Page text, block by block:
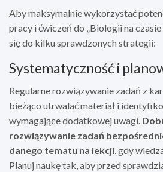
Aby maksymalnie wykorzystać
pracy i ćwiczeń do „Biologii na
się do kilku sprawdzonych strategii:
Systematyczność i
Regularne rozwiązywanie zadań z
bieżąco utrwalać materiał i
wymagające dodatkowej uwagi.
rozwiązywanie zadań
danego tematu na lekcji , gdy
Planuj naukę tak, aby przed